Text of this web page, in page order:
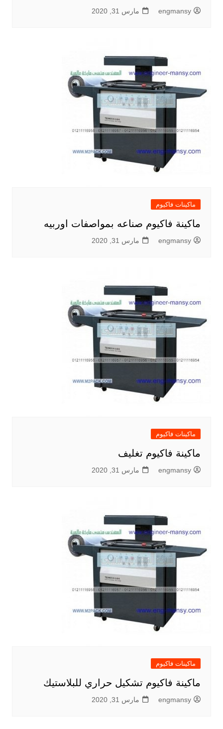
engmansy مارس 31, 2020
ماكينات فاكيوم
ماكينة فاكيوم صناعه بمواصفات اوربيه
engmansy مارس 31, 2020
ماكينات فاكيوم
ماكينة فاكيوم تغليف
engmansy مارس 31, 2020
ماكينات فاكيوم
ماكينة فاكيوم تشكيل حراري للبلاستيك
engmansy مارس 31, 2020